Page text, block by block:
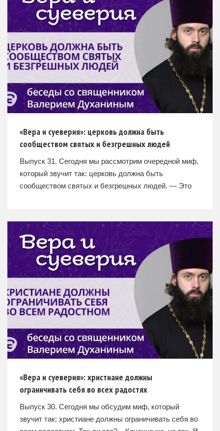
«Вера и суеверия»: церковь должна быть
сообществом святых и безгрешных людей
Выпуск 31. Сегодня мы рассмотрим очередной миф,
который звучит так: церковь должна быть
сообществом святых и безгрешных людей. — Это
Таких людей тоже можно понять,
«Вера и суеверия»: христиане должны
ограничивать себя во всех радостях
Выпуск 30. Сегодня мы обсудим миф, который
звучит так: христиане должны ограничивать себя во